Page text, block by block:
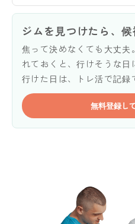
ジムを見つけたら、候
焦って決めなくても大丈夫
れておくと、行けそうな
行けた日は、トレ活で記録
無料登録し